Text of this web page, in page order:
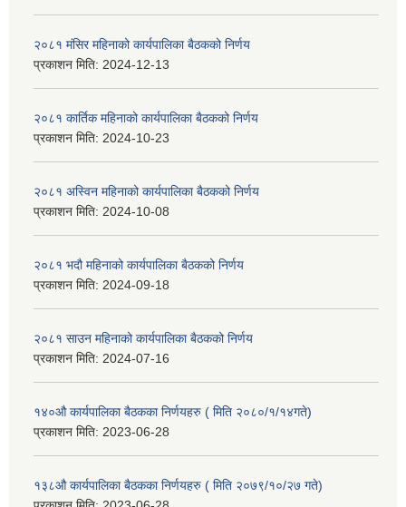
२०८१ मंसिर महिनाको कार्यपालिका बैठकको निर्णय
प्रकाशन मिति: 2024-12-13
२०८१ कार्तिक महिनाको कार्यपालिका बैठकको निर्णय
प्रकाशन मिति: 2024-10-23
२०८१ अस्विन महिनाको कार्यपालिका बैठकको निर्णय
प्रकाशन मिति: 2024-10-08
२०८१ भदौ महिनाको कार्यपालिका बैठकको निर्णय
प्रकाशन मिति: 2024-09-18
२०८१ साउन महिनाको कार्यपालिका बैठकको निर्णय
प्रकाशन मिति: 2024-07-16
१४०औ कार्यपालिका बैठकका निर्णयहरु ( मिति २०८०/१/१४गते)
प्रकाशन मिति: 2023-06-28
१३८औ कार्यपालिका बैठकका निर्णयहरु ( मिति २०७९/१०/२७ गते)